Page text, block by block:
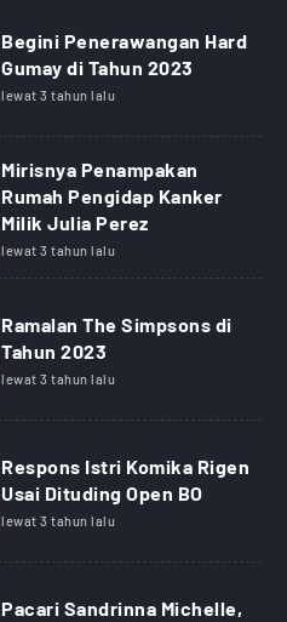
Begini Penerawangan Hard
Gumay di Tahun 2023
lewat 3 tahun lalu
Mirisnya Penampakan
Rumah Pengidap Kanker
Milik Julia Perez
lewat 3 tahun lalu
Ramalan The Simpsons di
Tahun 2023
lewat 3 tahun lalu
Respons Istri Komika Rigen
Usai Dituding Open BO
lewat 3 tahun lalu
Pacari Sandrinna Michelle,